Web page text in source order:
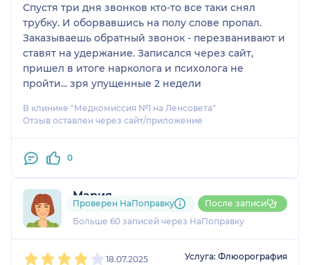
Оформление заключения по результатам
медосмотра-500,00
Осмотр врача-стоматолога-300,00
Общая цена договора:
4700,00
Спустя три дня звонков кто-то все таки снял
трубку. И оборвавшись на полу слове пропал.
Заказываешь обратный звонок - перезванивают и
ставят на удержание. Записался через сайт,
пришел в итоге нарколога и психолога не
пройти... зря упущенные 2 недели
В клинике "Медкомиссия №1 на Ленсовета"
Отзыв оставлен через сайт/приложение
0
Мария
25 отзывов
Больше 60 записей через НаПоправку
Проверен НаПоправку После записи
18.07.2025 Услуга: Флюорография